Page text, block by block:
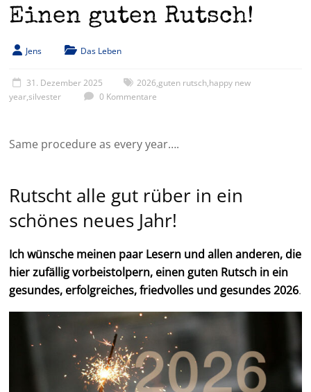
Einen guten Rutsch!
Jens Das Leben
31. Dezember 2025 2026,guten rutsch,happy new
year,silvester 0 Kommentare
Same procedure as every year….
Rutscht alle gut rüber in ein
schönes neues Jahr!
Ich wünsche meinen paar Lesern und allen anderen, die
hier zufällig vorbeistolpern, einen guten Rutsch in ein
gesundes, erfolgreiches, friedvolles und gesundes 2026.